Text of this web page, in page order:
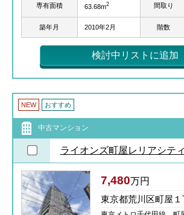
専有面積 63.68m2 間取り
築年月 2010年2月 階数
検討中リストに追加
NEW おすすめ
中古マンション
ライオンズ町屋レリアシティ
7,480万円
東京都荒川区町屋１